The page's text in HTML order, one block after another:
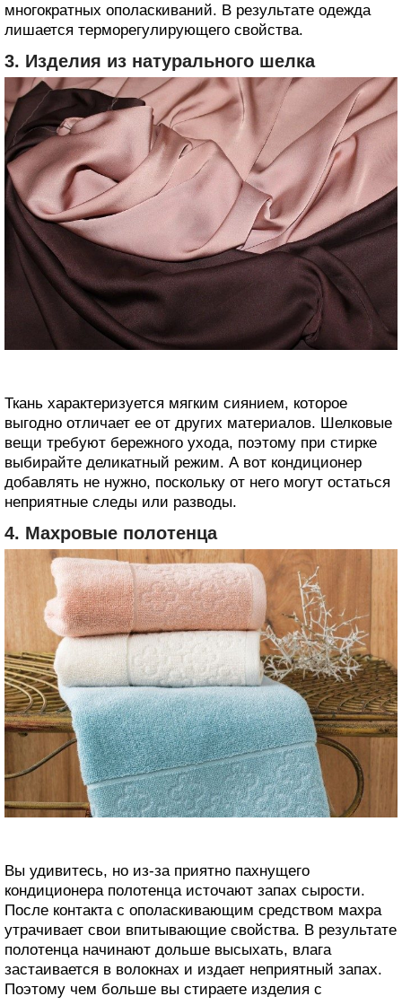
многократных ополаскиваний. В результате одежда
лишается терморегулирующего свойства.
3. Изделия из натурального шелка
Ткань характеризуется мягким сиянием, которое
выгодно отличает ее от других материалов. Шелковые
вещи требуют бережного ухода, поэтому при стирке
выбирайте деликатный режим. А вот кондиционер
добавлять не нужно, поскольку от него могут остаться
неприятные следы или разводы.
4. Махровые полотенца
Вы удивитесь, но из-за приятно пахнущего
кондиционера полотенца источают запах сырости.
После контакта с ополаскивающим средством махра
утрачивает свои впитывающие свойства. В результате
полотенца начинают дольше высыхать, влага
застаивается в волокнах и издает неприятный запах.
Поэтому чем больше вы стираете изделия с